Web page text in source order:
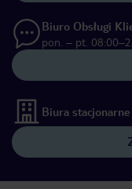
Biuro Obsługi
pon. – pt.
Biura stacjonarne